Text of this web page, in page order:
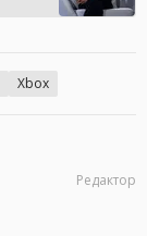
Xbox
Редактор